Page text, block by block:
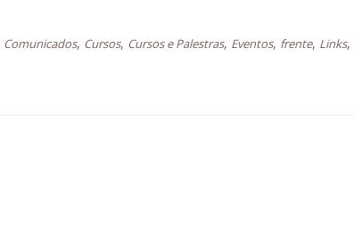
Comunicados, Cursos, Cursos e Palestras, Eventos, frente, Links,